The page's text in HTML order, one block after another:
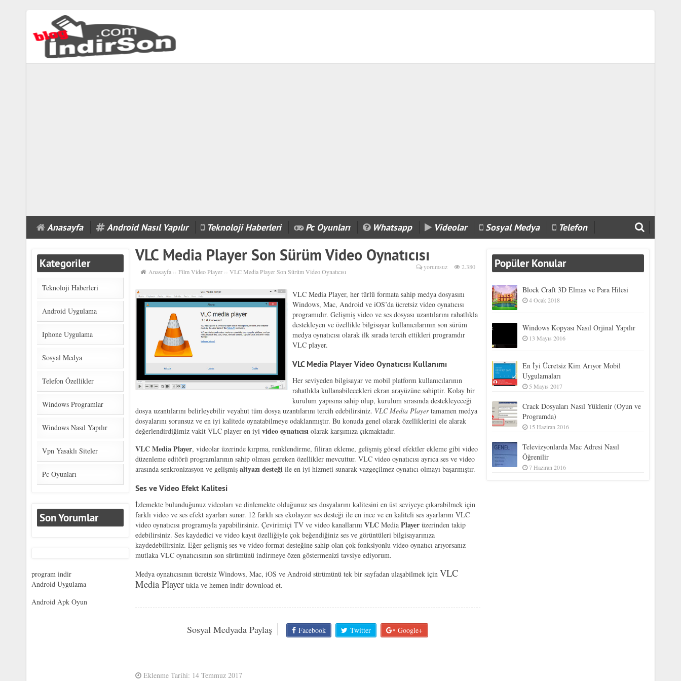
güncel
biabet
Anasayfa Android Nasıl Yapılır Teknoloji Haberleri Pc Oyunları Whatsapp Videolar Sosyal Medya Telefon
VLC Media Player Son Sürüm Video Oynatıcısı
Anasayfa ››Film Video Player ››VLC Media Player Son Sürüm Video Oynatıcısı
yorumsuz 2.380
VLC Media Player, her türlü formata sahip medya dosyasını
Windows, Mac, Android ve iOS’da ücretsiz video oynatıcısı
programıdır. Gelişmiş video ve ses dosyası uzantılarını rahatlıkla
destekleyen ve özellikle bilgisayar kullanıcılarının son sürüm
medya oynatıcısı olarak ilk sırada tercih ettikleri programdır
VLC player.
VLC Media Player Video Oynatıcısı Kullanımı
Her seviyeden bilgisayar ve mobil platform kullanıcılarının
rahatlıkla kullanabilecekleri ekran arayüzüne sahiptir. Kolay bir
kurulum yapısına sahip olup, kurulum sırasında destekleyeceği
dosya uzantılarını belirleyebilir veyahut tüm dosya uzantılarını tercih edebilirsiniz. VLC Media Playertamamen medya
dosyalarını sorunsuz ve en iyi kalitede oynatabilmeye odaklanmıştır. Bu konuda genel olarak özelliklerini ele alarak
değerlendirdiğimiz vakit VLC player en iyivideo oynatıcısı olarak karşımıza çıkmaktadır.
VLC Media Player, videolar üzerinde kırpma, renklendirme, filiran ekleme, gelişmiş görsel efektler ekleme gibi video
düzenleme editörü programlarının sahip olması gereken özellikler mevcuttur. VLC video oynatıcısı ayrıca ses ve video
arasında senkronizasyon ve gelişmişaltyazı desteği ile en iyi hizmeti sunarak vazgeçilmez oynatıcı olmayı başarmıştır.
Ses ve Video Efekt Kalitesi
İzlemekte bulunduğunuz videoları ve dinlemekte olduğunuz ses dosyalarını kalitesini en üst seviyeye çıkarabilmek için
farklı video ve ses efekt ayarları sunar. 12 farklı ses ekolayzır ses desteği ile en ince ve en kaliteli ses ayarlarını VLC
video oynatıcısı programıyla yapabilirsiniz. Çevirimiçi TV ve video kanallarınıVLC MediaPlayer üzerinden takip
edebilirsiniz. Ses kaydedici ve video kayıt özelliğiyle çok beğendiğiniz ses ve görüntüleri bilgisayarınıza
kaydedebilirsiniz. Eğer gelişmiş ses ve video format desteğine sahip olan çok fonksiyonlu video oynatıcı arıyorsanız
mutlaka VLC oynatıcısının son sürümünü indirmeye özen göstermenizi tavsiye ediyorum.
Medya oynatıcısının ücretsiz Windows, Mac, iOS ve Android sürümünü tek bir sayfadan ulaşabilmek için VLC
Media Player tıkla ve hemen indir download et.
Sosyal Medyada Paylaş Facebook Twitter Google+
Eklenme Tarihi: 14 Temmuz 2017
Kategoriler
Teknoloji Haberleri
Android Uygulama
Iphone Uygulama
Sosyal Medya
Telefon Özellikler
Windows Programlar
Windows Nasıl Yapılır
Vpn Yasaklı Siteler
Pc Oyunları
Son Yorumlar
program indir
Android Uygulama
Android Apk Oyun
Popüler Konular
Block Craft 3D Elmas ve Para Hilesi
4 Ocak 2018
Windows Kopyası Nasıl Orjinal Yapılır
13 Mayıs 2016
En İyi Ücretsiz Kim Arıyor Mobil
Uygulamaları
5 Mayıs 2017
Crack Dosyaları Nasıl Yüklenir (Oyun ve
Programda)
15 Haziran 2016
Televizyonlarda Mac Adresi Nasıl
Öğrenilir
7 Haziran 2016